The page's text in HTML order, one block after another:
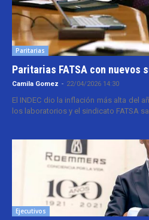
Paritarias
Paritarias FATSA con nuevos
Camila Gomez - 22/04/2026 14:30
El INDEC dio la inflación más alta del
los laboratorios y el sindicato FATSA
Ejecutivos